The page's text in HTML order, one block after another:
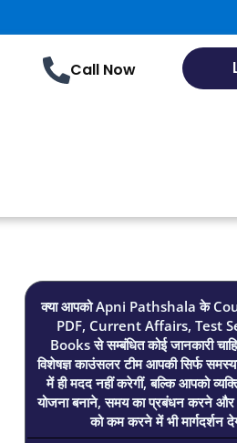
Call Now
क्या आपको Apni Pathshala के
PDF, Current Affairs, Test
Books से सम्बंधित कोई जानकारी
विशेषज्ञ काउंसलर टीम आपकी सिर्फ
में ही मदद नहीं करेगीं, बल्कि आपको
योजना बनाने, समय का प्रबंधन करने और
को कम करने में भी मार्गदर्शन